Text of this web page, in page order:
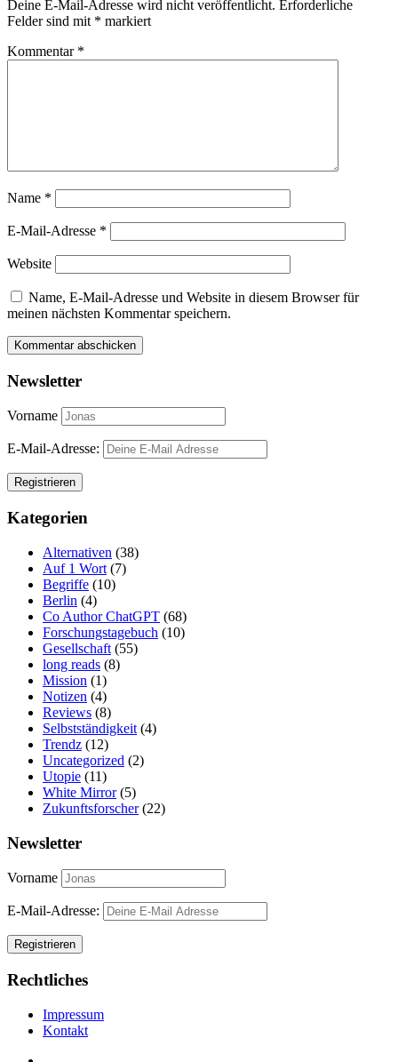
Deine E-Mail-Adresse wird nicht veröffentlicht. Erforderliche
Felder sind mit * markiert
Kommentar *
Name *
E-Mail-Adresse *
Website
Name, E-Mail-Adresse und Website in diesem Browser für
meinen nächsten Kommentar speichern.
Newsletter
Vorname
E-Mail-Adresse:
Kategorien
Alternativen (38)
Auf 1 Wort (7)
Begriffe (10)
Berlin (4)
Co Author ChatGPT (68)
Forschungstagebuch (10)
Gesellschaft (55)
long reads (8)
Mission (1)
Notizen (4)
Reviews (8)
Selbstständigkeit (4)
Trendz (12)
Uncategorized (2)
Utopie (11)
White Mirror(5)
Zukunftsforscher(22)
Newsletter
Vorname
E-Mail-Adresse:
Rechtliches
Impressum
Kontakt